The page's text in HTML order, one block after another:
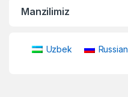
Manzilimiz
Uzbek Russian